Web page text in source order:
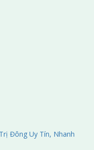
Đông Uy Tín, Nhanh